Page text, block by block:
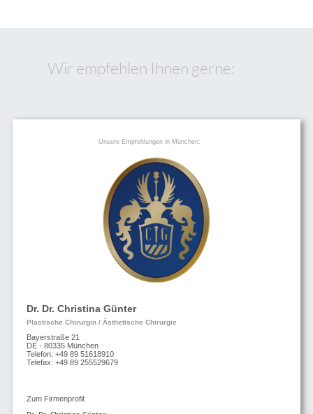
Wir empfehlen Ihnen gerne:
Unsere Empfehlungen in München:
Dr. Dr. Christina Günter
Plastische Chirurgin / Ästhetische Chirurgie
Bayerstraße 21
DE - 80335 München
Telefon: +49 89 51618910
Telefax: +49 89 255529679
Zum Firmenprofil: